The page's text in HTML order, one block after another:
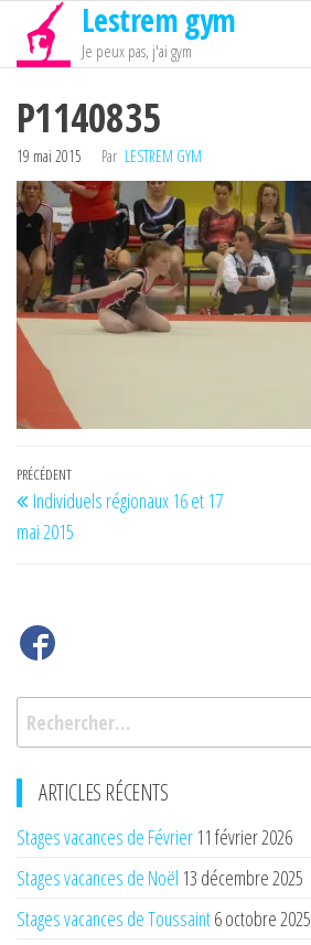
Passer
contenu
Lestrem gym
Je peux pas, j'ai gym
P1140835
19 mai 2015 Par LESTREM GYM
Navigation
de
l’article
Article
précédent
PRÉCÉDENT
Individuels régionaux 16 et 17
mai 2015
Rechercher :
ARTICLES RÉCENTS
Stages vacances de Février 11 février 2026
Stages vacances de Noël 13 décembre 2025
Stages vacances de Toussaint6 octobre 2025